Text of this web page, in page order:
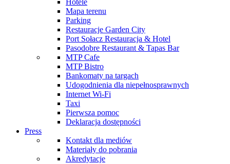
Mapa terenu
Parking
Restauracje Garden City
Port Sołacz Restauracja & Hotel
Pasodobre Restaurant & Tapas Bar
MTP Cafe
MTP Bistro
Bankomaty na targach
Udogodnienia dla niepełnosprawnych
Internet Wi-Fi
Taxi
Pierwsza pomoc
Deklaracja dostępności
Press
Kontakt dla mediów
Materiały do pobrania
Akredytacje